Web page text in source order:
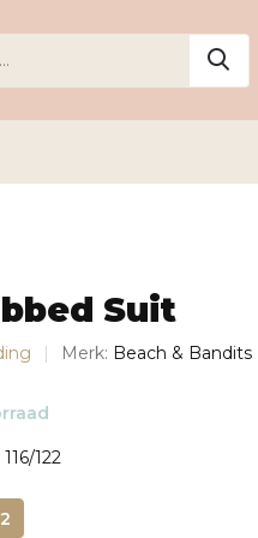
Suit
Merk: Beach & Bandits
122